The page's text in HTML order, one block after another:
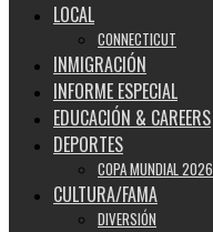
LOCAL
CONNECTICUT
INMIGRACIÓN
INFORME ESPECIAL
EDUCACIÓN & CAREERS
DEPORTES
COPA MUNDIAL 2026
CULTURA/FAMA
DIVERSIÓN